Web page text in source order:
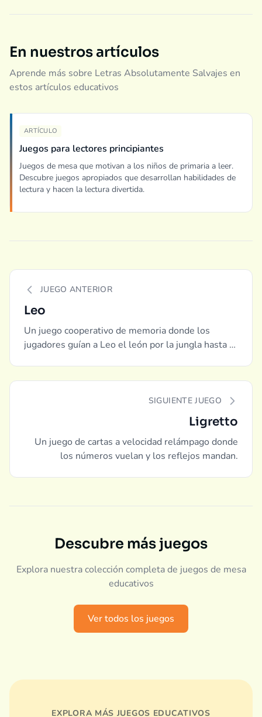
En nuestros artículos
Aprende más sobre Letras Absolutamente Salvajes en
estos artículos educativos
ARTÍCULO
Juegos para lectores principiantes
Juegos de mesa que motivan a los niños de primaria a leer.
Descubre juegos apropiados que desarrollan habilidades de
lectura y hacen la lectura divertida.
JUEGO ANTERIOR
Leo
Un juego cooperativo de memoria donde los
jugadores guían a Leo el león por la jungla hasta el
SIGUIENTE JUEGO
Ligretto
Un juego de cartas a velocidad relámpago donde
los números vuelan y los reflejos mandan.
Descubre más juegos
Explora nuestra colección completa de juegos de mesa
educativos
Ver todos los juegos
EXPLORA MÁS JUEGOS EDUCATIVOS